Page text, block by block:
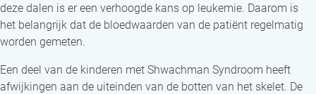
deze dalen is er een verhoogde kans op leukemie. Daarom is
het belangrijk dat de bloedwaarden van de patiënt regelmatig
worden gemeten.
Een deel van de kinderen met Shwachman Syndroom heeft
afwijkingen aan de uiteinden van de botten van het skelet. De